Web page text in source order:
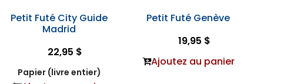
Petit Futé City Guide
Madrid
22,95 $
Papier (livre entier)
Petit Futé Genève
19,95 $
Ajoutez au panier